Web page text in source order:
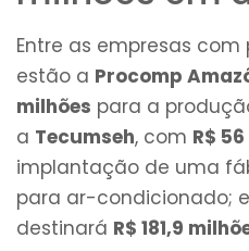
Entre as empresas
estão a Procomp
milhões para a
a Tecumseh, com R$
implantação de uma
para ar-condicionado;
destinará R$ 181,9